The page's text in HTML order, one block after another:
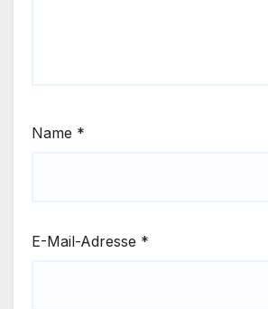
Name *
E-Mail-Adresse *